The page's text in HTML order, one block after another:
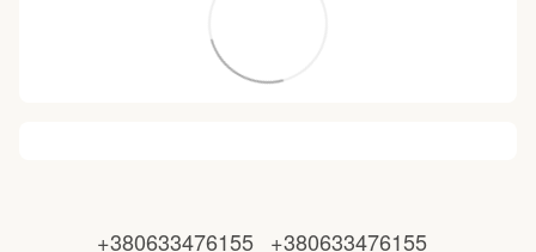
+380633476155 +380633476155